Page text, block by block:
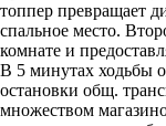
топпер превращает
спальное место.
комнате и
В 5 минутах ходьбы
остановки общ.
множеством